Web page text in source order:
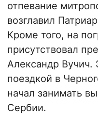
отпевание
возглавил
Кроме того, на
присутствовал
Александр Вучич.
поездкой в
начал занимать
Сербии.